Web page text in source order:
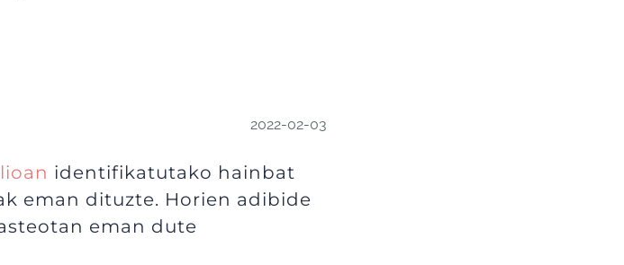
2022-02-03
identifikatutako hainbat
eman dituzte. Horien adibide
eman dute